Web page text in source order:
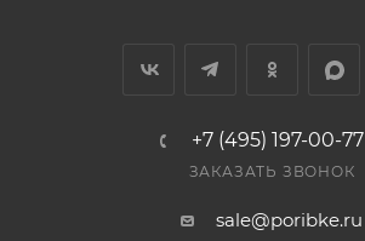
+7 (495) 197-00-77
ЗАКАЗАТЬ ЗВОНОК
sale@poribke.ru